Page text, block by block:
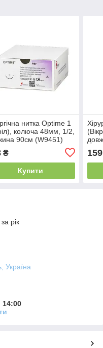
нитка Optime 1
колюча 48мм, 1/2,
90см (W9451)
₴
Купити
159
рік
Україна
14:00